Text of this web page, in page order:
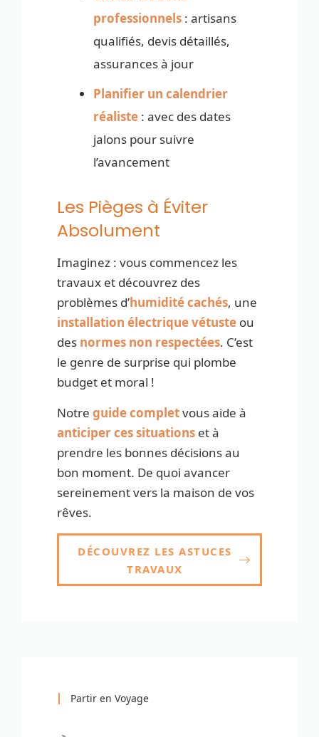
professionnels : artisans
qualifiés, devis détaillés,
assurances à jour
Planifier un calendrier
réaliste : avec des dates
jalons pour suivre
l’avancement
Les Pièges à Éviter
Absolument
Imaginez : vous commencez les
travaux et découvrez des
problèmes d’humidité cachés, une
installation électrique vétuste ou
des normes non respectées. C’est
le genre de surprise qui plombe
budget et moral !
Notre guide completvous aide à
anticiper ces situations et à
prendre les bonnes décisions au
bon moment. De quoi avancer
sereinement vers la maison de vos
rêves.
DÉCOUVREZ LES ASTUCES
TRAVAUX
Partir en Voyage